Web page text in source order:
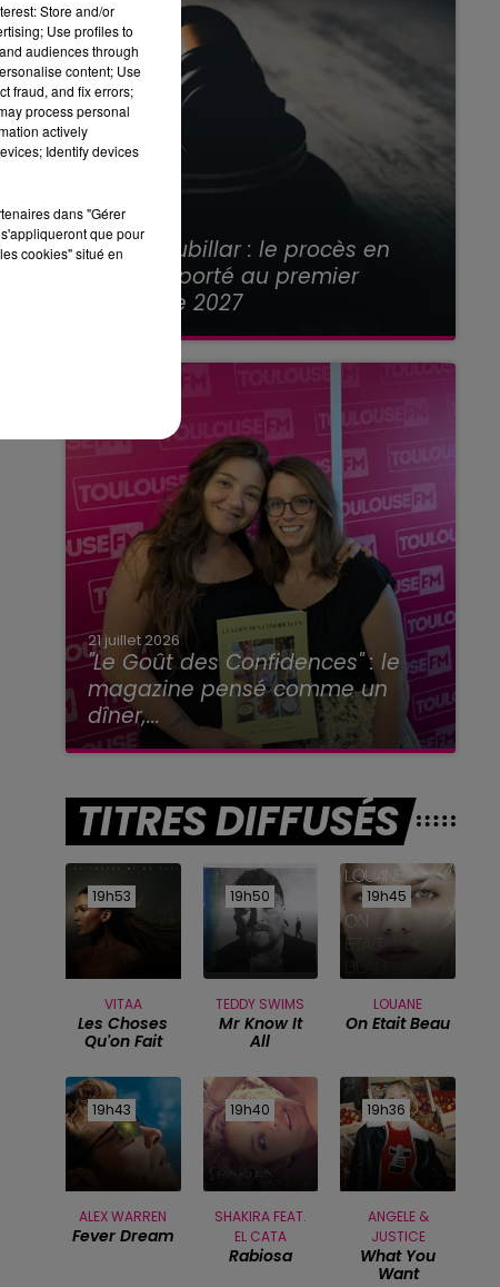
21 juillet 2026
Affaire Jubillar : le procès en
appel reporté au premier
semestre 2027
21 juillet 2026
"Le Goût des Confidences" : le
magazine pensé comme un
dîner,...
TITRES DIFFUSÉS
19h53
19h53
VITAA
Les Choses
Qu'on Fait
19h50
19h50
TEDDY SWIMS
Mr Know It
All
19h45
19h45
LOUANE
On Etait Beau
19h43
19h43
ALEX WARREN
Fever Dream
19h40
19h40
SHAKIRA FEAT.
EL CATA
Rabiosa
19h36
19h36
ANGELE &
JUSTICE
What You
Want
Store and/or
Use profiles to
audiences through
content; Use
fraud, and fix errors;
process personal
actively
Identify devices
dans "Gérer
que pour
cookies" situé en